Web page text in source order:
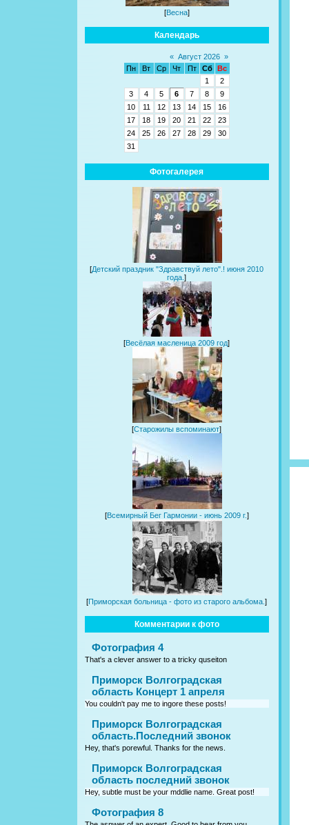
[Весна]
Календарь
« Август 2026 »
Пн
Вт Ср Чт Пт Сб
Вс
1
2
3
4 5 6 7 8
9
10
11 12 13 14 15
16
17
18 19 20 21 22
23
24
25 26 27 28 29
30
31
Фотогалерея
[Детский праздник "Здравствуй лето".! июня 2010
года.]
[Весёлая масленица 2009 год]
[Старожилы вспоминают]
[Всемирный Бег Гармонии - июнь 2009 г.]
[Приморская больница - фото из старого альбома.]
Комментарии к фото
Фотография 4
That's a clever answer to a tricky quseiton
Приморск Волгоградская
область Концерт 1 апреля
You couldn't pay me to ingore these posts!
Приморск Волгоградская
область.Последний звонок
Hey, that's porewful. Thanks for the news.
Приморск Волгоградская
область последний звонок
Hey, subtle must be your mddlie name. Great post!
Фотография 8